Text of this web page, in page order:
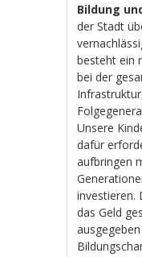
Bildung
der Stadt
besteht ein
bei der
Unsere
dafür
aufbringen
investieren.
das Geld